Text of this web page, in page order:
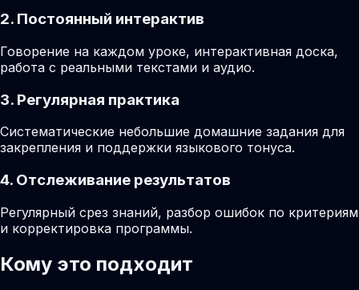
2. Постоянный интерактив
Говорение на каждом уроке, интерактивная доска,
работа с реальными текстами и аудио.
3. Регулярная практика
Систематические небольшие домашние задания для
закрепления и поддержки языкового тонуса.
4. Отслеживание результатов
Регулярный срез знаний, разбор ошибок по критериям
и корректировка программы.
Кому это подходит